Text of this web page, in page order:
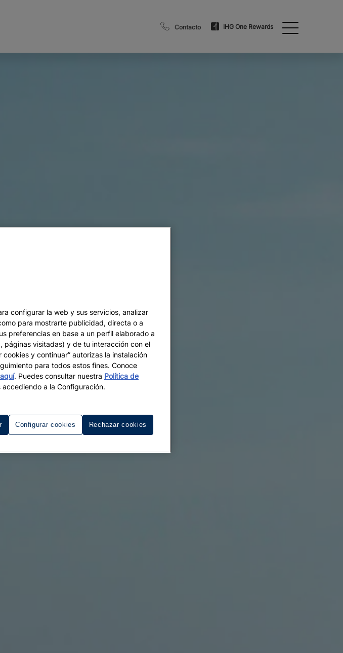
Contacto IHG One Rewards
configurar la web y sus servicios, analizar
para mostrarte publicidad, directa o a
preferencias en base a un perfil elaborado a
visitadas) y de tu interacción con el
y continuar” autorizas la instalación
para todos estos fines. Conoce
aquí. Puedes consultar nuestra Política de
a la Configuración.
Configurar cookies Rechazar cookies